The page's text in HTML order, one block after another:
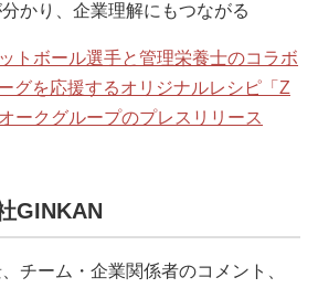
かり、企業理解にもつながる
トボール選手と管理栄養士のコラボ
グを応援するオリジナルレシピ「Z
ークグループのプレスリリース
GINKAN
チーム・企業関係者のコメント、